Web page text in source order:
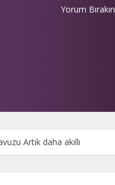
Yorum Bırakın
Artık daha akıllı